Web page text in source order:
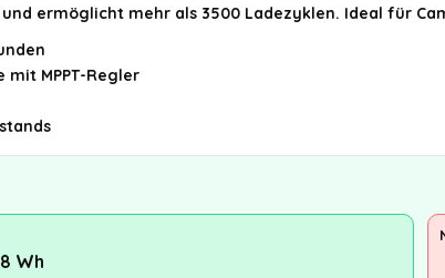
ermöglicht mehr als 3500 Ladezyklen. Ideal für
MPPT-Regler
Wh